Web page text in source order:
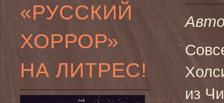
«РУССКИЙ
ХОРРОР»
НА ЛИТРЕС!
из